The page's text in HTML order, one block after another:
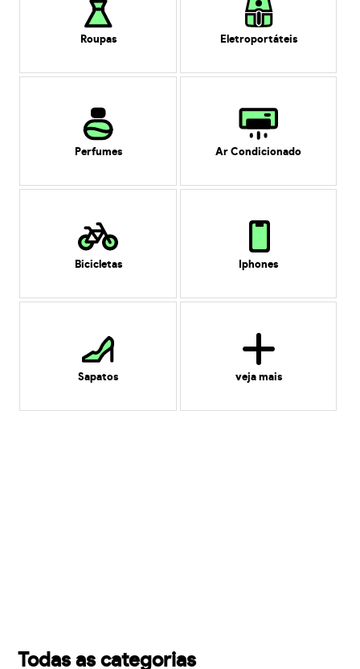
Roupas Eletroportáteis
Perfumes Ar Condicionado
Bicicletas Iphones
Sapatos veja mais
Todas as categorias